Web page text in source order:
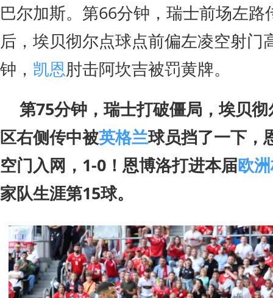
巴尔加斯。第66分钟，瑞士前场左
后，埃贝彻尔点球点前偏左凌空射门
钟， 凯恩肘击阿坎吉被罚黄牌。
第75分钟，瑞士打破僵局，埃贝
区右侧传中被英格兰球员挡了一下，
空门入网，1-0！恩博洛打进本届欧
家队生涯第15球。